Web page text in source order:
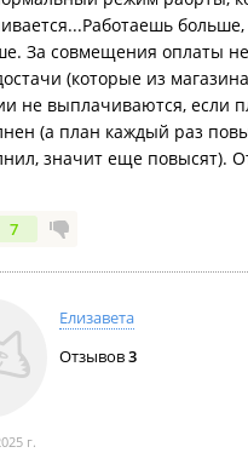
За совмещения оплаты
(которые из
не выплачиваются, если
(а план каждый раз
значит еще повысят).
7
Елизавета
Отзывов3
г.